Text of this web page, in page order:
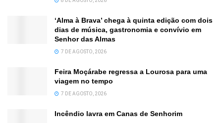
‘Alma à Brava’ chega à quinta edição com dois
dias de música, gastronomia e convívio em
Senhor das Almas
7 DE AGOSTO, 2026
Feira Moçárabe regressa a Lourosa para uma
viagem no tempo
7 DE AGOSTO, 2026
Incêndio lavra em Canas de Senhorim